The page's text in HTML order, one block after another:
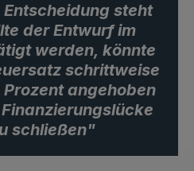
steht
der Entwurf im
werden, könnte
schrittweise
angehoben
schließen"